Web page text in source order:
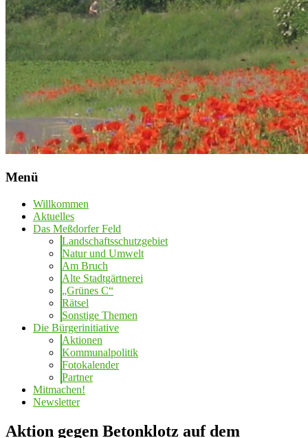
Menü
Willkommen
Aktuelles
Das Meßdorfer Feld
Landschaftsschutzgebiet
Natur und Umwelt
Am Bruch
Alte Stadtgärtnerei
„Grünes C“
Rätsel
Sonstige Themen
Die Bürgerinitiative
Aktionen
Kommunalpolitik
Fotokalender
Partner
Mitmachen!
Newsletter
Aktion gegen Betonklotz auf dem